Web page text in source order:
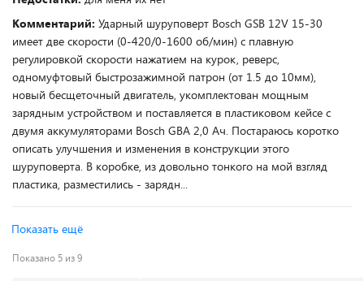
Комментарий: Ударный шуруповерт Bosch GSB 12V 15-30
имеет две скорости (0-420/0-1600 об/мин) с плавную
регулировкой скорости нажатием на курок, реверс,
одномуфтовый быстрозажимной патрон (от 1.5 до 10мм),
новый бесщеточный двигатель, укомплектован мощным
зарядным устройством и поставляется в пластиковом кейсе с
двумя аккумуляторами Bosch GBA 2,0 Ач. Постараюсь коротко
описать улучшения и изменения в конструкции этого
шуруповерта. В коробке, из довольно тонкого на мой взгляд
пластика, разместились - зарядн...
Показать ещё
Показано 5 из 9